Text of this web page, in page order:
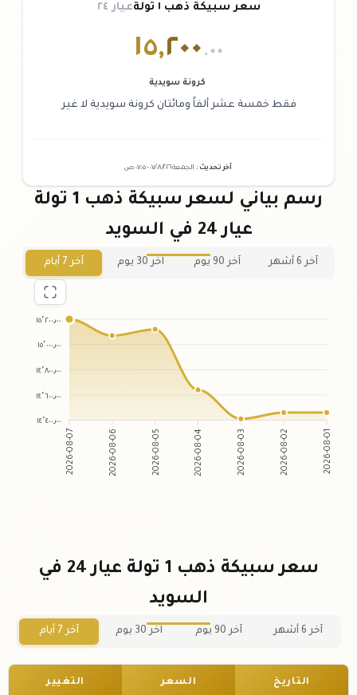
سعر سبيكة ذهب ١ تولة عيار ٢٤
١٥,٢٠٠ .٠٠
كرونة سويدية
فقط خمسة عشر ألفاً ومائتان كرونة سويدية لا غير
آخر تحديث : الجمعة ٠٧ /٠٨/٢٠٢٦ - ٠٧:٠٥ ص
رسم بياني لسعر سبيكة ذهب 1 تولة
عيار 24 في السويد
آخر 6 أشهر آخر 90 يوم آخر 30 يوم آخر 7 أيام
١٥٬٢٠٠٫٠٠
١٥٬٠٠٠٫٠٠
١٤٬٨٠٠٫٠٠
١٤٬٦٠٠٫٠٠
١٤٬٤٠٠٫٠٠
2026-08-07 2026-08-06 2026-08-05 2026-08-04 2026-08-03 2026-08-02 2026-08-01
سعر سبيكة ذهب 1 تولة عيار 24 في
السويد
آخر 6 أشهر آخر 90 يوم آخر 30 يوم آخر 7 أيام
التاريخ السعر التغيير